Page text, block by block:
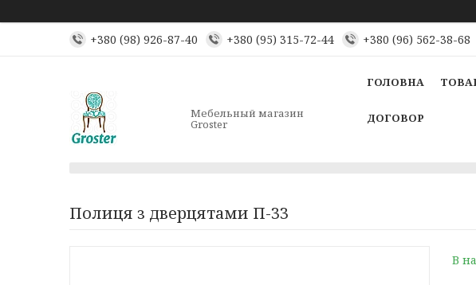
+380 (98) 926-87-40 +380 (95) 315-72-44 +380 (96) 562-38-68
Мебельный магазин
Groster
ГОЛОВНА
ДОГОВОР
Полиця з дверцятами П-33
В